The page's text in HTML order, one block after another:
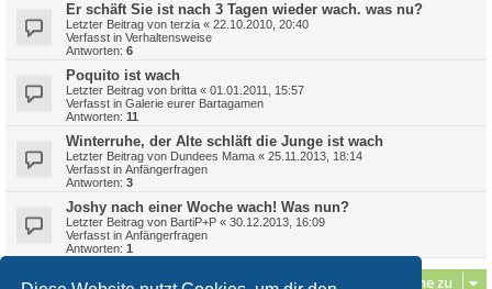
Er schäft Sie ist nach 3 Tagen wieder wach. was nu?
Letzter Beitrag von terzia « 22.10.2010, 20:40
Verfasst in Verhaltensweise
Antworten: 6
Poquito ist wach
Letzter Beitrag von britta « 01.01.2011, 15:57
Verfasst in Galerie eurer Bartagamen
Antworten: 11
Winterruhe, der Alte schläft die Junge ist wach
Letzter Beitrag von Dundees Mama « 25.11.2013, 18:14
Verfasst in Anfängerfragen
Antworten: 3
Joshy nach einer Woche wach! Was nun?
Letzter Beitrag von BartiP+P « 30.12.2013, 16:09
Verfasst in Anfängerfragen
Antworten: 1
Gehe zu